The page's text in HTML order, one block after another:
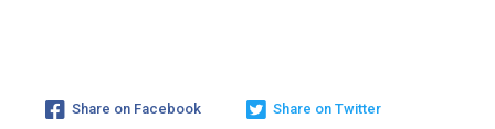
Share on Facebook Share on Twitter